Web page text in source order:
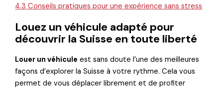
4.3 Conseils pratiques pour une expérience sans stress
Louez un véhicule adapté pour
découvrir la Suisse en toute liberté
Louer un véhicule est sans doute l’une des meilleures
façons d’explorer la Suisse à votre rythme. Cela vous
permet de vous déplacer librement et de profiter